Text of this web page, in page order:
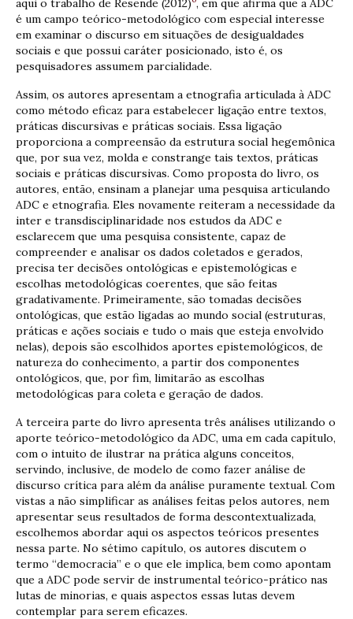
aqui o trabalho de Resende (2012) , em que afirma que a ADC
é um campo teórico-metodológico com especial interesse
em examinar o discurso em situações de desigualdades
sociais e que possui caráter posicionado, isto é, os
pesquisadores assumem parcialidade.
Assim, os autores apresentam a etnografia articulada à ADC
como método eficaz para estabelecer ligação entre textos,
práticas discursivas e práticas sociais. Essa ligação
proporciona a compreensão da estrutura social hegemônica
que, por sua vez, molda e constrange tais textos, práticas
sociais e práticas discursivas. Como proposta do livro, os
autores, então, ensinam a planejar uma pesquisa articulando
ADC e etnografia. Eles novamente reiteram a necessidade da
inter e transdisciplinaridade nos estudos da ADC e
esclarecem que uma pesquisa consistente, capaz de
compreender e analisar os dados coletados e gerados,
precisa ter decisões ontológicas e epistemológicas e
escolhas metodológicas coerentes, que são feitas
gradativamente. Primeiramente, são tomadas decisões
ontológicas, que estão ligadas ao mundo social (estruturas,
práticas e ações sociais e tudo o mais que esteja envolvido
nelas), depois são escolhidos aportes epistemológicos, de
natureza do conhecimento, a partir dos componentes
ontológicos, que, por fim, limitarão as escolhas
metodológicas para coleta e geração de dados.
A terceira parte do livro apresenta três análises utilizando o
aporte teórico-metodológico da ADC, uma em cada capítulo,
com o intuito de ilustrar na prática alguns conceitos,
servindo, inclusive, de modelo de como fazer análise de
discurso crítica para além da análise puramente textual. Com
vistas a não simplificar as análises feitas pelos autores, nem
apresentar seus resultados de forma descontextualizada,
escolhemos abordar aqui os aspectos teóricos presentes
nessa parte. No sétimo capítulo, os autores discutem o
termo “democracia” e o que ele implica, bem como apontam
que a ADC pode servir de instrumental teórico-prático nas
lutas de minorias, e quais aspectos essas lutas devem
contemplar para serem eficazes.